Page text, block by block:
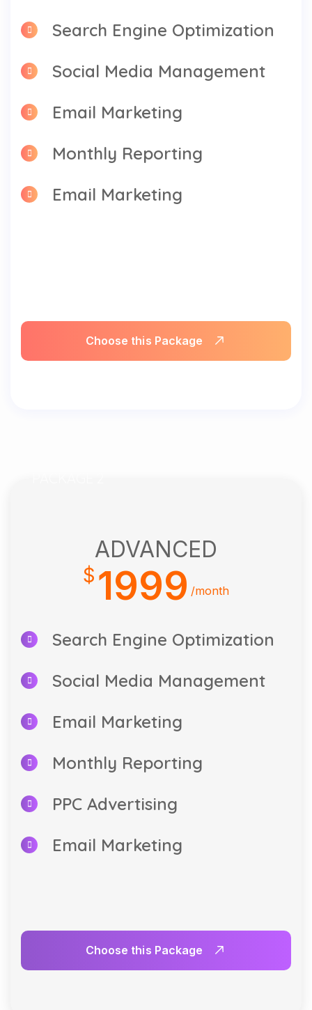
Search Engine Optimization
Social Media Management
Email Marketing
Monthly Reporting
Email Marketing
Choose this Package
ADVANCED
$ 1999 /month
Search Engine Optimization
Social Media Management
Email Marketing
Monthly Reporting
PPC Advertising
Email Marketing
Choose this Package